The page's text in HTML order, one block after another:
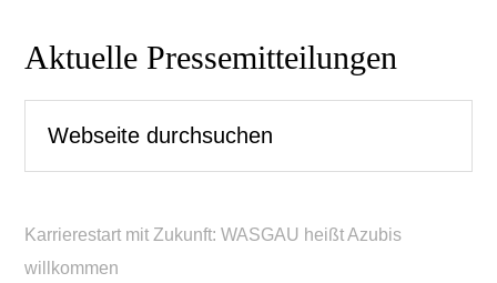
Seitenspalte
Aktuelle Pressemitteilungen
durchsuchen
Karrierestart mit Zukunft: WASGAU heißt Azubis
willkommen